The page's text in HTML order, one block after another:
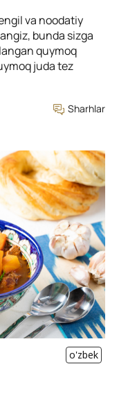
va noodatiy
bunda sizga
quymoq
juda tez
Sharhlar
o'zbek